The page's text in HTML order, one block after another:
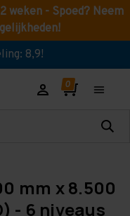
weken - Spoed? Neem
8,9!
mm x 8.500
- 6 niveaus